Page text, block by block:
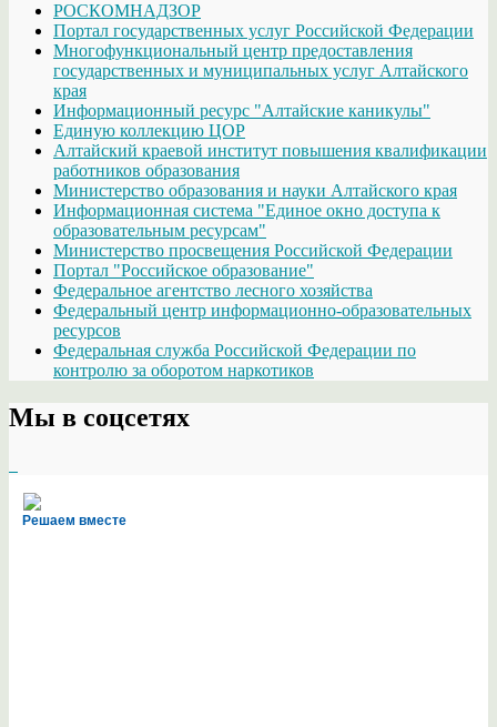
РОСКОМНАДЗОР
Портал государственных услуг Российской Федерации
Многофункциональный центр предоставления
государственных и муниципальных услуг Алтайского
края
Информационный ресурс "Алтайские каникулы"
Единую коллекцию ЦОР
Алтайский краевой институт повышения квалификации
работников образования
Министерство образования и науки Алтайского края
Информационная система "Единое окно доступа к
образовательным ресурсам"
Министерство просвещения Российской Федерации
Портал "Российское образование"
Федеральное агентство лесного хозяйства
Федеральный центр информационно-образовательных
ресурсов
Федеральная служба Российской Федерации по
контролю за оборотом наркотиков
Мы в соцсетях
Решаем вместе